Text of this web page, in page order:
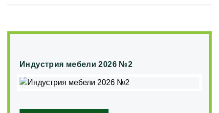
Индустрия мебели 2026 №2